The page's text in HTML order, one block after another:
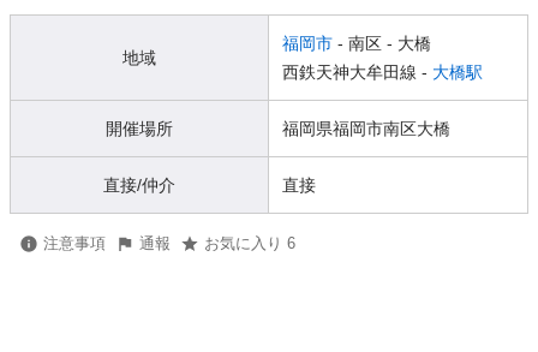
地域
福岡市 - 南区 - 大橋
西鉄天神大牟田線 - 大橋駅
開催場所 福岡県福岡市南区大橋
直接/仲介 直接
注意事項 通報 お気に入り 6